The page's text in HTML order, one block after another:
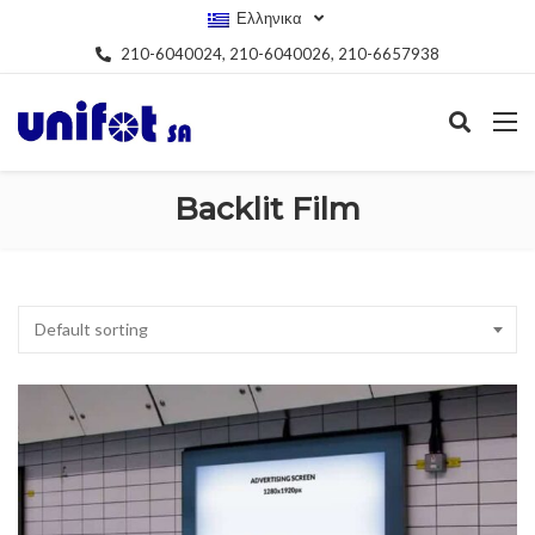
Ελληνικα
210-6040024, 210-6040026, 210-6657938
Backlit Film
Default sorting